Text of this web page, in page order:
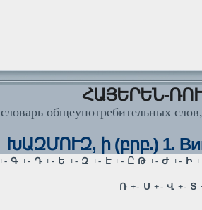
ՀԱՅԵՐԵՆ-
словарь общеупотребительных
ԽԱԶՄՈՒԶ, ի (բրբ.) 1.